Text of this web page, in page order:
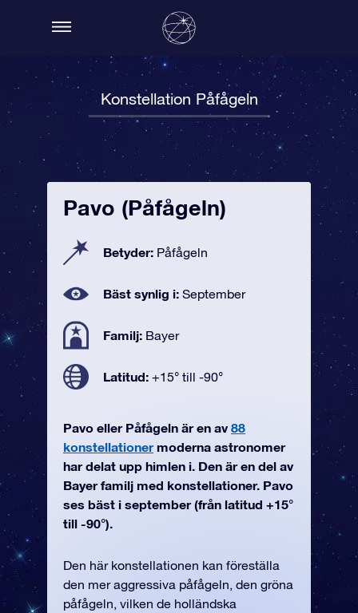
Konstellation Påfågeln
Pavo (Påfågeln)
Betyder: Påfågeln
Bäst synlig i: September
Familj: Bayer
Latitud: +15° till -90°
Pavo eller Påfågeln är en av 88
konstellationermoderna astronomer
har delat upp himlen i. Den är en del av
Bayer familj med konstellationer. Pavo
ses bäst i september (från latitud +15°
till -90°).
Den här konstellationen kan föreställa
den mer aggressiva påfågeln, den gröna
påfågeln, vilken de holländska